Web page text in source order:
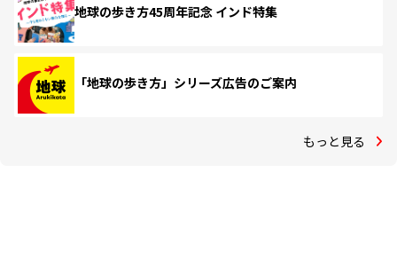
地球の歩き方45周年記念 インド特集
「地球の歩き方」シリーズ広告のご案内
もっと見る